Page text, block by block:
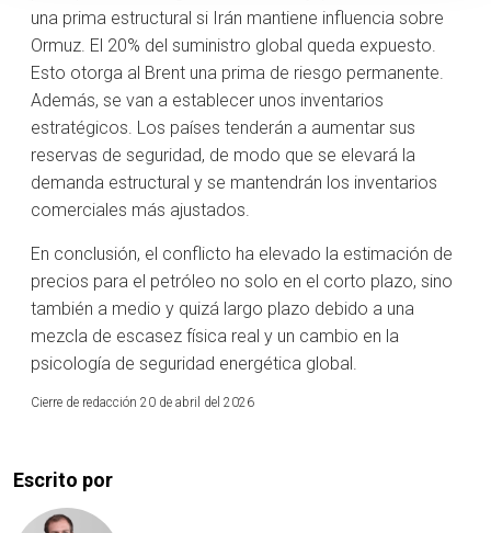
una prima estructural si Irán mantiene influencia sobre
Ormuz. El 20% del suministro global queda expuesto.
Esto otorga al Brent una prima de riesgo permanente.
Además, se van a establecer unos inventarios
estratégicos. Los países tenderán a aumentar sus
reservas de seguridad, de modo que se elevará la
demanda estructural y se mantendrán los inventarios
comerciales más ajustados.
En conclusión, el conflicto ha elevado la estimación de
precios para el petróleo no solo en el corto plazo, sino
también a medio y quizá largo plazo debido a una
mezcla de escasez física real y un cambio en la
psicología de seguridad energética global.
Cierre de redacción 20 de abril del 2026
Escrito por